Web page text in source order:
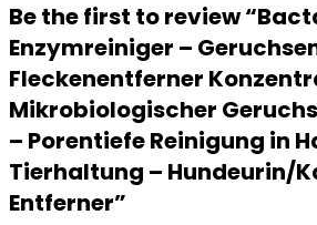
Be the first to review
Enzymreiniger –
Fleckenentferner
Mikrobiologischer
– Porentiefe Reinigung in
Tierhaltung – Hundeurin/
Entferner”